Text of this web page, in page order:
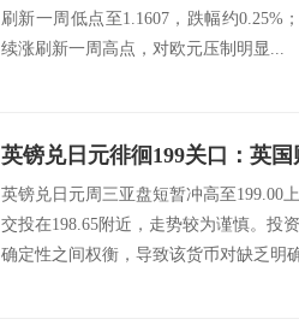
刷新一周低点至1.1607，跌幅约0.25%
续涨刷新一周高点，对欧元压制明显...
英镑兑日元周三亚盘短暂冲高至199.00
交投在198.65附近，走势较为谨慎。投
确定性之间权衡，导致该货币对缺乏明